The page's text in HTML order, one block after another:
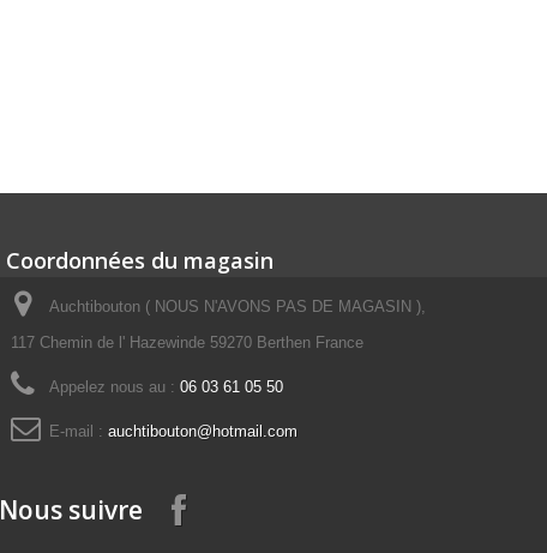
Coordonnées du magasin
Auchtibouton ( NOUS N'AVONS PAS DE MAGASIN ),
117 Chemin de l' Hazewinde 59270 Berthen France
Appelez nous au : 06 03 61 05 50
E-mail : auchtibouton@hotmail.com
Nous suivre